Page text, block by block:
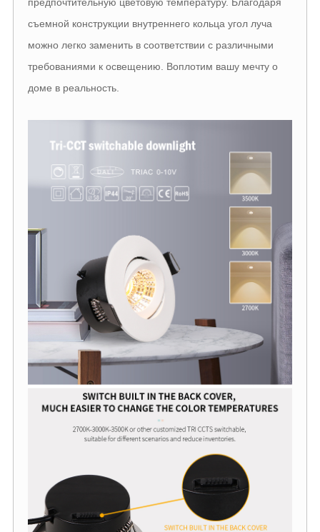
съемной конструкции внутреннего кольца угол луча
можно легко заменить в соответствии с различными
требованиями к освещению. Воплотим вашу мечту о
доме в реальность.